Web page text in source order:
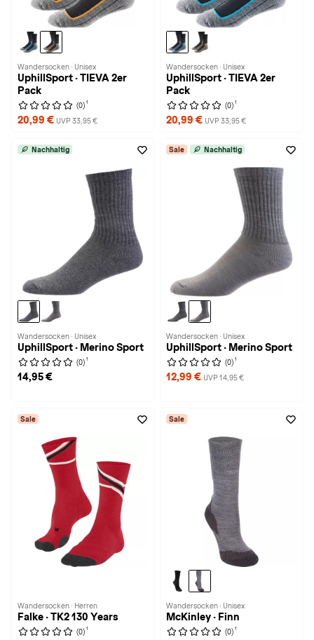
Wandersocken · Unisex
UphillSport · TIEVA 2er
Pack
(0) 1
20,99 € UVP 33,95 €
Wandersocken · Unisex
UphillSport · TIEVA 2er
Pack
(0) 1
20,99 € UVP 33,95 €
Nachhaltig
Wandersocken · Unisex
UphillSport · Merino Sport
(0) 1
14,95 €
Sale Nachhaltig
Wandersocken · Unisex
UphillSport · Merino Sport
(0) 1
12,99 € UVP 14,95 €
Sale
Wandersocken · Herren
Falke · TK2 130 Years
(0) 1
Sale
Wandersocken · Unisex
McKinley · Finn
(0) 1